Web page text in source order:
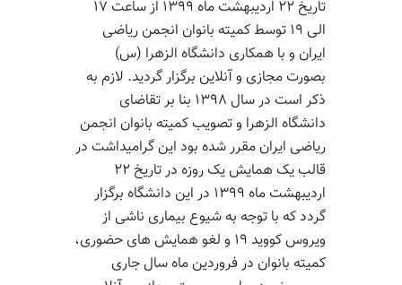
تاریخ ۲۲ اردیبهشت ماه ۱۳۹۹ از ساعت ۱۷
الی ۱۹ توسط کمیته بانوان
انجمن ریاضی
ایران و با همکاری دانشگاه الزهرا (س)
بصورت مجازی و آنلاین برگزار گردید. لازم به
ذکر است در سال ۱۳۹۸ بنا بر تقاضای
دانشگاه الزهرا و تصویب کمیته بانوان انجمن
ریاضی ایران مقرر شده بود این گرامیداشت در
قالب یک همایش یک روزه در تاریخ ۲۲
اردیبهشت ماه ۱۳۹۹ در این دانشگاه برگزار
گردد که با توجه به شیوع بیماری ناشی از
ویروس کووید
۱۹ و لغو همایش های حضوری،
کمیته بانوان در فروردین ماه سال جاری